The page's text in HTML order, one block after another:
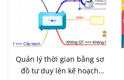
với Imind Map
Quản lý thời gian bằng sơ
đồ tư duy lên kế hoạch